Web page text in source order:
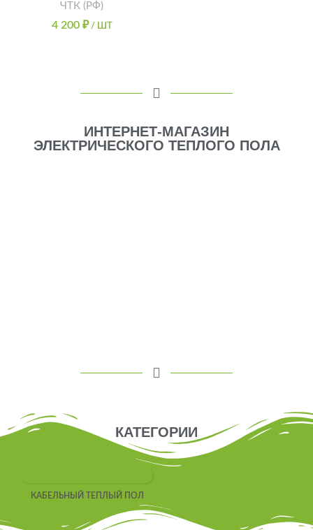
ЧТК (РФ)
4 200 ₽ / ШТ
ИНТЕРНЕТ-МАГАЗИН
ЭЛЕКТРИЧЕСКОГО ТЕПЛОГО ПОЛА
КАТЕГОРИИ
КАБЕЛЬНЫЙ ТЕПЛЫЙ ПОЛ